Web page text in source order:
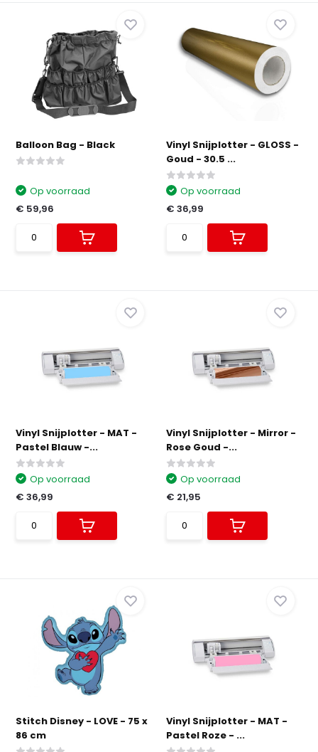
Balloon Bag - Black
Op voorraad
€ 59,96
Vinyl Snijplotter - GLOSS -
Goud - 30.5 ...
Op voorraad
€ 36,99
Vinyl Snijplotter - MAT -
Pastel Blauw -...
Op voorraad
€ 36,99
Vinyl Snijplotter - Mirror -
Rose Goud -...
Op voorraad
€ 21,95
Stitch Disney - LOVE - 75 x
86 cm
Vinyl Snijplotter - MAT -
Pastel Roze - ...